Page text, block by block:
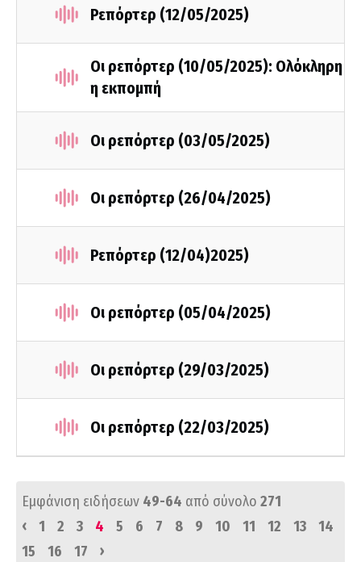
Ρεπόρτερ (12/05/2025)
Οι ρεπόρτερ (10/05/2025): Ολόκληρη
η εκπομπή
Οι ρεπόρτερ (03/05/2025)
Οι ρεπόρτερ (26/04/2025)
Ρεπόρτερ (12/04)2025)
Οι ρεπόρτερ (05/04/2025)
Οι ρεπόρτερ (29/03/2025)
Οι ρεπόρτερ (22/03/2025)
Εμφάνιση ειδήσεων 49-64 από σύνολο 271
‹
1 2 3 4 5 6 7 8 9 10 11 12 13
14
15
16 17 ›